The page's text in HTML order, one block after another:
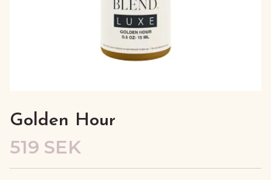
Golden Hour
519 SEK